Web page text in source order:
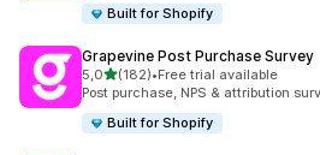
Built for Shopify
Grapevine Post Purchase Survey
5,0av 5 stjerner
(182)
Totalt 182 omtaler
•Free trial available
Post purchase, NPS & attribution
Built for Shopify